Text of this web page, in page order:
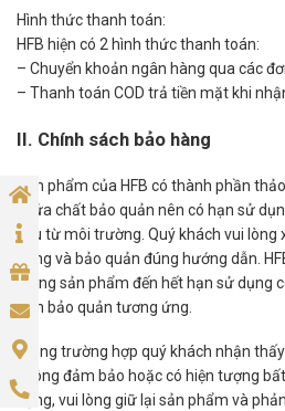
Hình thức thanh toán:
HFB hiện có 2 hình thức thanh toán:
– Chuyển khoản ngân hàng qua các
– Thanh toán COD trả tiền mặt khi
II. Chính sách bảo hàng
Sản phẩm của HFB có thành phần
chứa chất bảo quản nên có hạn sử
xấu từ môi trường. Quý khách vui lòng
dụng và bảo quản đúng hướng dẫn.
lượng sản phẩm đến hết hạn sử dụng
kiện bảo quản tương ứng.
Trong trường hợp quý khách nhận
không đảm bảo hoặc có hiện tượng
dụng, vui lòng giữ lại sản phẩm và